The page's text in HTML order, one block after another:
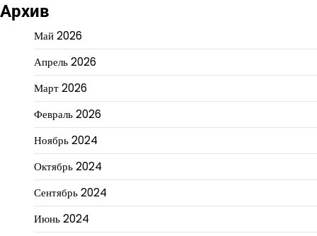
Архив
Май 2026
Апрель 2026
Март 2026
Февраль 2026
Ноябрь 2024
Октябрь 2024
Сентябрь 2024
Июнь 2024